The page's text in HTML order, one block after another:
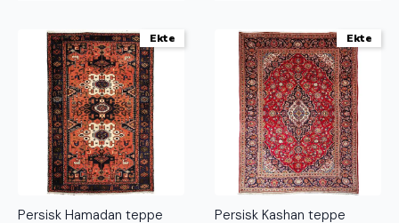
Ekte
Persisk Hamadan teppe
Ekte
Persisk Kashan teppe